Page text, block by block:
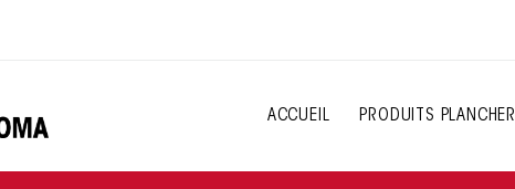
ACCUEIL PRODUITS PLANCHER